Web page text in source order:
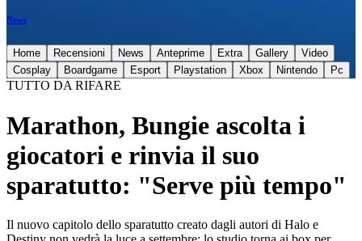
News
Home Recensioni News Anteprime Extra Gallery
Video
Cosplay
Boardgame Esport Playstation Xbox Nintendo Pc
TUTTO DA RIFARE
Marathon, Bungie ascolta i
giocatori e rinvia il suo
sparatutto: "Serve più tempo"
Il nuovo capitolo dello sparatutto creato dagli autori di Halo e